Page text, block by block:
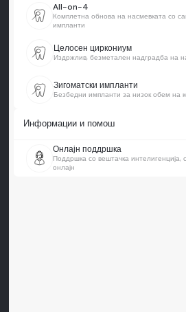
All-on-4
Комплетна обнова на насмевката со
импланти
Целосен циркониум
Издржлив, безметален надградба на
Зигоматски импланти
Безбедни импланти за низок обем на
Информации и помош
Онлајн поддршка
Поддршка со вештачка интелигенција,
онлајн